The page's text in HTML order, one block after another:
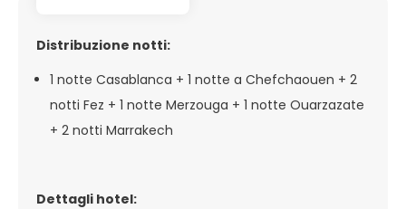
Distribuzione notti:
1 notte Casablanca + 1 notte a Chefchaouen + 2
notti Fez + 1 notte Merzouga + 1 notte Ouarzazate
+ 2 notti Marrakech
Dettagli hotel: